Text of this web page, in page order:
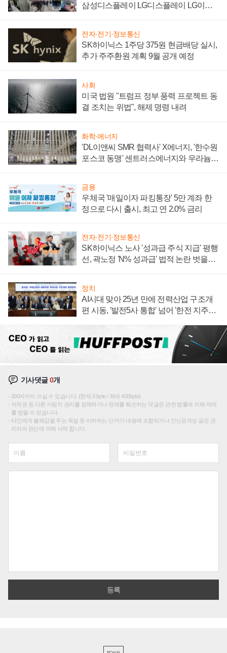
삼성디스플레이 LG디스플레이 LG이노
전자·전기·정보통신
SK하이닉스 1주당 375원 현금배당 실시,
추가 주주환원 계획 9월 공개 예정
사회
미국 법원 "트럼프 정부 풍력 프로젝트 동
결 조치는 위법", 해제 명령 내려
화학·에너지
'DL이앤씨 SMR 협력사' X에너지, '한수원
포스코 동맹' 센트러스에너지와 우라늄
금융
우체국 '매일이자 파킹통장' 5만 계좌 한
정으로 다시 출시, 최고 연 2.0% 금리
전자·전기·정보통신
SK하이닉스 노사 '성과급 주식 지급' 평행
선, 곽노정 'N% 성과급' 법적 논란 벗을지
정치
AI시대 맞아 25년 만에 전력산업 구조개
편 시동, '발전5사 통합' 넘어 '한전 지주사'
기사댓글0개
200자까지 쓰실 수 있습니다. (현재 0 byte / 최대 400byte)
저작권 등 다른 사람의 권리를 침해하거나 명예를 훼손하는 댓글은 관련 법률에 의해 제재
를 받을 수 있습니다.
타인에게 불쾌감을 주는 욕설 등 비하하는 단어가 내용에 포함되거나 인신공격성 글은 관
리자의 판단에 의해 삭제 합니다.